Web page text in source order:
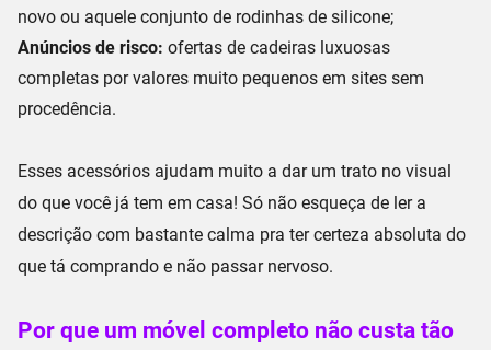
novo ou aquele conjunto de rodinhas de silicone;
Anúncios de risco: ofertas de cadeiras luxuosas
completas por valores muito pequenos em sites sem
procedência.
Esses acessórios ajudam muito a dar um trato no visual
do que você já tem em casa! Só não esqueça de ler a
descrição com bastante calma pra ter certeza absoluta do
que tá comprando e não passar nervoso.
Por que um móvel completo não custa tão